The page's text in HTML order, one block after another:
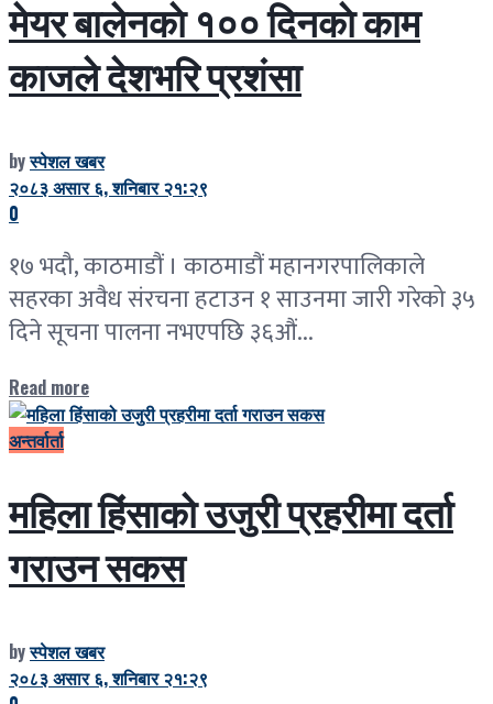
मेयर बालेनकाे १०० दिनकाे काम
काजले देशभरि प्रशंसा
byस्पेशल खबर
२०८३ असार ६, शनिबार २१:२९
0
१७ भदौ, काठमाडौं । काठमाडौं महानगरपालिकाले
सहरका अवैध संरचना हटाउन १ साउनमा जारी गरेको ३५
दिने सूचना पालना नभएपछि ३६औं...
Read more
अन्तर्वार्ता
महिला हिंसाको उजुरी प्रहरीमा दर्ता
गराउन सकस
byस्पेशल खबर
२०८३ असार ६, शनिबार २१:२९